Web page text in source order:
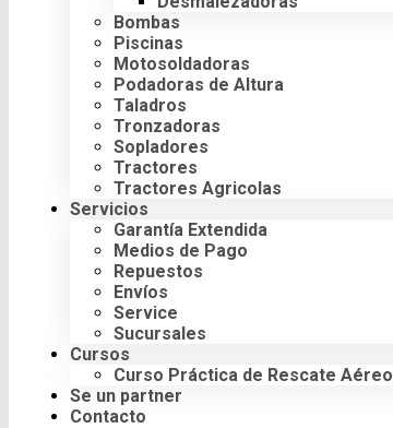
Bombas
Piscinas
Motosoldadoras
Podadoras de Altura
Taladros
Tronzadoras
Sopladores
Tractores
Tractores Agricolas
Servicios
Garantía Extendida
Medios de Pago
Repuestos
Envíos
Service
Sucursales
Cursos
Curso Práctica de Rescate Aéreo
Se un partner
Contacto